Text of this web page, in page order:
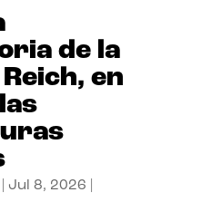
de la
en
Jul 8, 2026